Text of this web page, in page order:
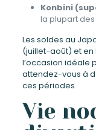
Konbini
la plupart
Les soldes au
(juillet-août) et en
l’occasion idéale
attendez-vous à
ces périodes.
Vie